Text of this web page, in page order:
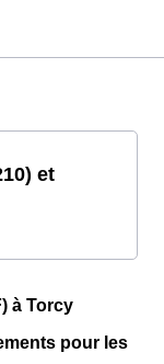
et
à Torcy
pour les